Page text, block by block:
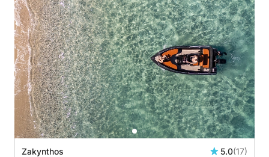
Zakynthos 5.0(17)